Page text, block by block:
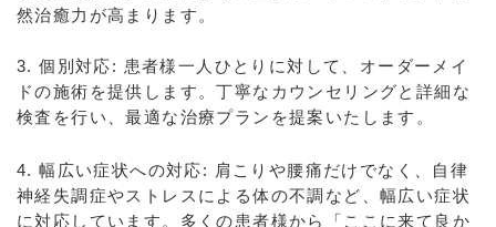
然治癒力が高まります。
3. 個別対応: 患者様一人ひとりに対して、オーダーメイ
ドの施術を提供します。丁寧なカウンセリングと詳細な
検査を行い、最適な治療プランを提案いたします。
4. 幅広い症状への対応: 肩こりや腰痛だけでなく、自律
神経失調症やストレスによる体の不調など、幅広い症状
に対応しています。多くの患者様から「ここに来て良か